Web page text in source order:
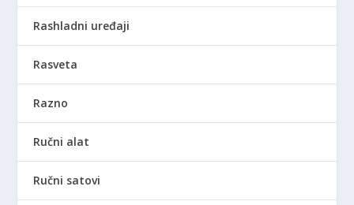
Rashladni uređaji
Rasveta
Razno
Ručni alat
Ručni satovi